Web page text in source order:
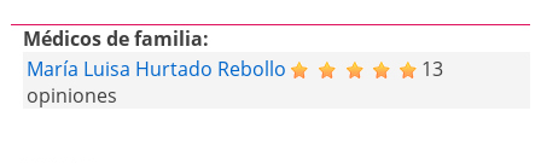
Médicos de familia:
María Luisa Hurtado Rebollo
13
opiniones